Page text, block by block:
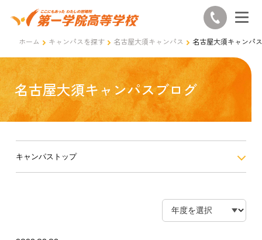
ホーム キャンパスを探す 名古屋大須キャンパス 名古屋大須キャンパ
名古屋大須キャンパスブログ
キャンパストップ